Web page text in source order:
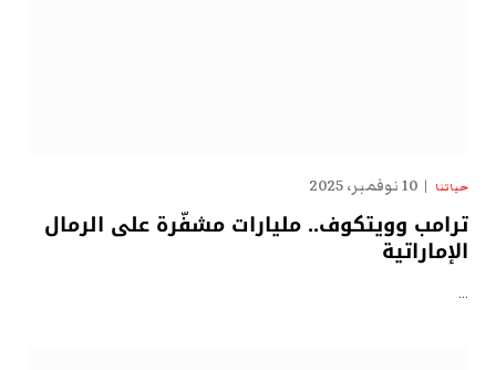
حياتنا 10 نوفمبر، 2025
ترامب وويتكوف.. مليارات مشفّرة على الرمال
الإماراتية
…